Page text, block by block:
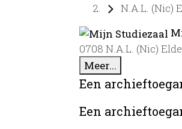
N.A.L. (Nic)
0708 N.A.L. (Nic)
Meer...
Een
Een